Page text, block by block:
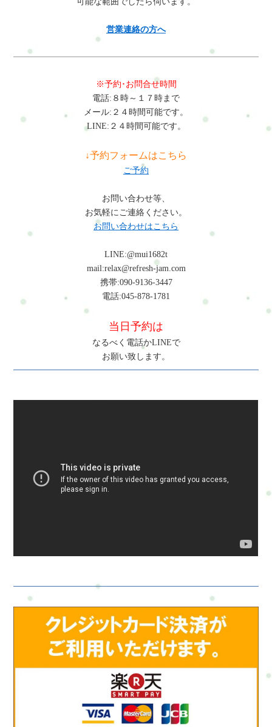
営業連絡の方へ
※予約･お問合せ時間
電話:８時～１７時まで
メール:２４時間可能です。
LINE:２４時間可能です。
↓予約フォームはこちら
ご予約
お問い合わせ等、
お気軽にご連絡ください。
お問い合わせはこちら
LINE:@mui1682t
mail:relax@refresh-jam.com
携帯:090-9136-3447
電話:045-878-1781
当日予約は
なるべく電話かLINEで
お願い致します。